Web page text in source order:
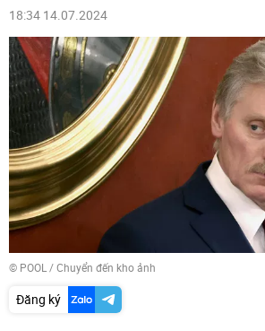
18:34 14.07.2024
© POOL /Chuyển đến kho ảnh
Đăng ký